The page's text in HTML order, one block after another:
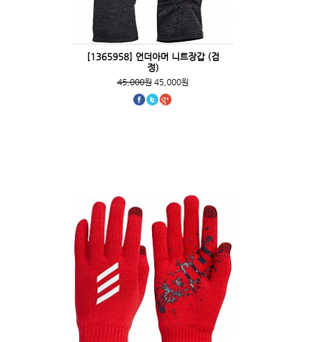
[1365958] 언더아머 니트장갑 (검
정)
45,000원45,000원